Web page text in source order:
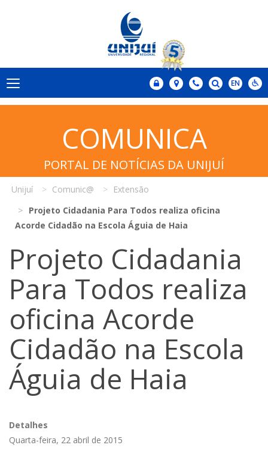
COMUNICA
PORTAL DE NOTÍCIAS DA UNIJUÍ
Unijuí Comunic@
Extensão
Projeto Cidadania Para Todos realiza oficina
Acorde Cidadão na Escola Águia de Haia
Projeto Cidadania
Para Todos realiza
oficina Acorde
Cidadão na Escola
Águia de Haia
Detalhes
Quarta-feira, 22 abril de 2015